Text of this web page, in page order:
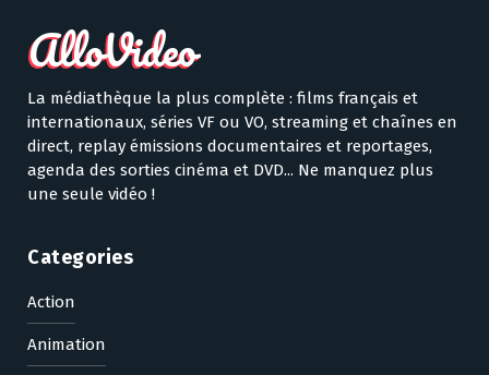
La médiathèque la plus complète : films français et
internationaux, séries VF ou VO, streaming et chaînes en
direct, replay émissions documentaires et reportages,
agenda des sorties cinéma et DVD... Ne manquez plus
une seule vidéo !
Categories
Action
Animation